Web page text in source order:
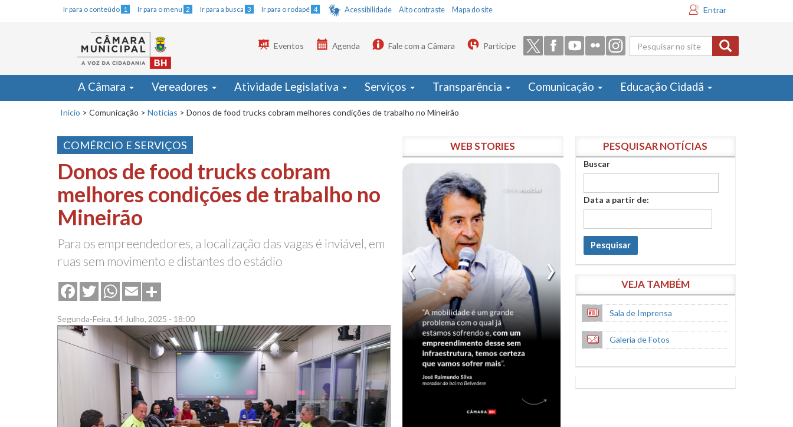
Ir para o conteúdo 1 Ir para o menu 2 Ir para a busca 3 Ir para o rodapé 4 Acessibilidade Alto contraste Mapa do site Entrar
Formulário
de busca
Eventos Agenda Fale com a Câmara Participe
A Câmara Vereadores Atividade Legislativa Serviços Transparência Comunicação Educação Cidadã
Início > Comunicação > Notícias > Donos de food trucks cobram melhores condições de trabalho no Mineirão
COMÉRCIO E SERVIÇOS
Donos de food trucks cobram
melhores condições de trabalho no
Mineirão
Para os empreendedores, a localização das vagas é inviável, em
ruas sem movimento e distantes do estádio
FacebookTwitterWhatsApp
Email
Segunda-Feira, 14 Julho, 2025 - 18:00
WEB STORIES PESQUISAR NOTÍCIAS
Buscar
Data a partir de:
Pesquisar
VEJA TAMBÉM
Sala de Imprensa
Galeria de Fotos